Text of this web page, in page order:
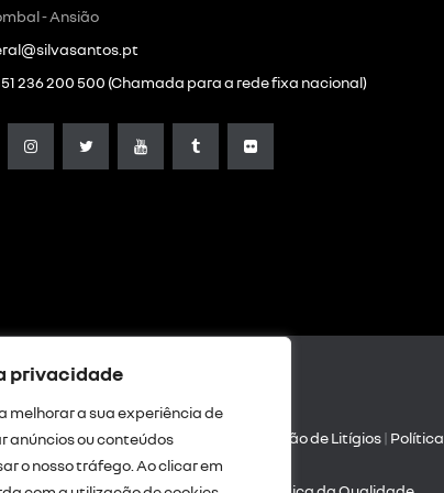
privacidade
melhorar a sua experiência de
anúncios ou conteúdos
o nosso tráfego. Ao clicar em
- Ansião
236 200 500 (Chamada para a rede fixa nacional)
Livro de Reclamações Digital Resolução de Litígios|
privacidade